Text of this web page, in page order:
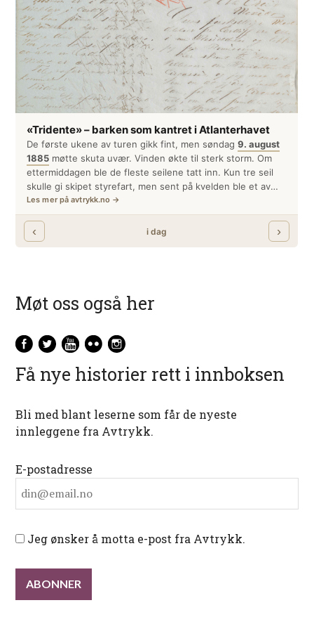
Møt oss også her
Få nye historier rett i innboksen
Bli med blant leserne som får de nyeste
innleggene fra Avtrykk.
E-postadresse
Jeg ønsker å motta e-post fra Avtrykk.